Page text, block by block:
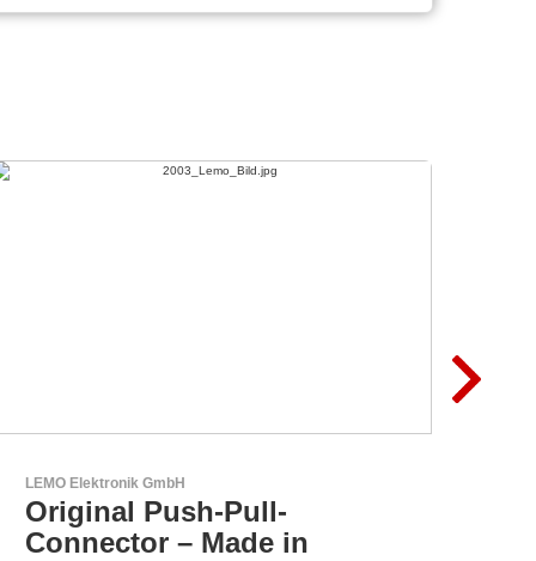
N&H Technology GmbH
HMI-Komponenten nach
Maß